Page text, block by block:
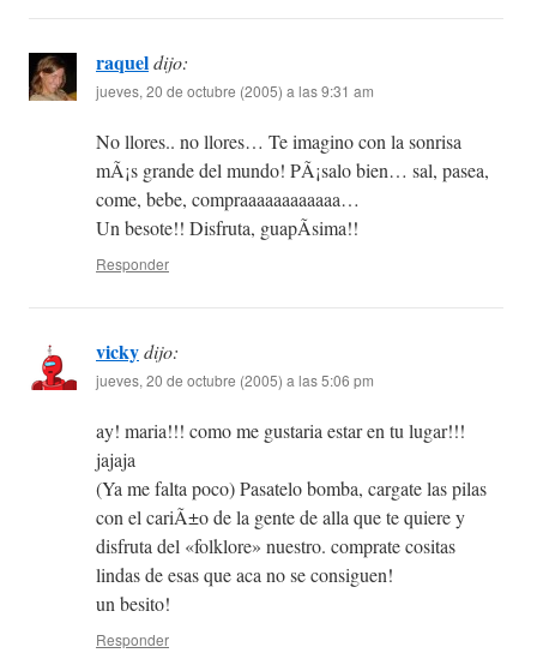
raqueldijo:
jueves, 20 de octubre (2005) a las 9:31 am
No llores.. no llores… Te imagino con la sonrisa
mÃ¡s grande del mundo! PÃ¡salo bien… sal, pasea,
come, bebe, compraaaaaaaaaaaa…
Un besote!! Disfruta, guapÃ­sima!!
Responder
vickydijo:
jueves, 20 de octubre (2005) a las 5:06 pm
ay! maria!!! como me gustaria estar en tu lugar!!!
jajaja
(Ya me falta poco) Pasatelo bomba, cargate las pilas
con el cariÃ±o de la gente de alla que te quiere y
disfruta del «folklore» nuestro. comprate cositas
lindas de esas que aca no se consiguen!
un besito!
Responder